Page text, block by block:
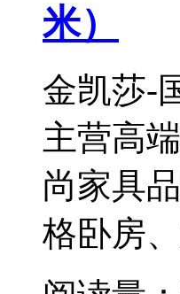
米）
金凯莎-
主营高
尚家具
格卧房